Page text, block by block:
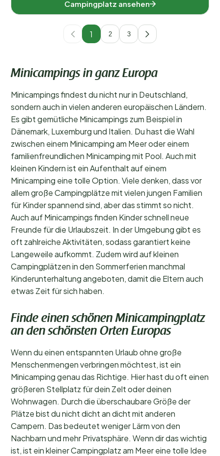
Campingplatz ansehen
1 2 3
Minicampings in ganz Europa
Minicampings findest du nicht nur in Deutschland,
sondern auch in vielen anderen europäischen Ländern.
Es gibt gemütliche Minicampings zum Beispiel in
Dänemark, Luxemburg und Italien. Du hast die Wahl
zwischen einem Minicamping am Meer oder einem
familienfreundlichen Minicamping mit Pool. Auch mit
kleinen Kindern ist ein Aufenthalt auf einem
Minicamping eine tolle Option. Viele denken, dass vor
allem große Campingplätze mit vielen jungen Familien
für Kinder spannend sind, aber das stimmt so nicht.
Auch auf Minicampings finden Kinder schnell neue
Freunde für die Urlaubszeit. In der Umgebung gibt es
oft zahlreiche Aktivitäten, sodass garantiert keine
Langeweile aufkommt. Zudem wird auf kleinen
Campingplätzen in den Sommerferien manchmal
Kinderunterhaltung angeboten, damit die Eltern auch
etwas Zeit für sich haben.
Finde einen schönen Minicampingplatz
an den schönsten Orten Europas
Wenn du einen entspannten Urlaub ohne große
Menschenmengen verbringen möchtest, ist ein
Minicamping genau das Richtige. Hier hast du oft einen
größeren Stellplatz für dein Zelt oder deinen
Wohnwagen. Durch die überschaubare Größe der
Plätze bist du nicht dicht an dicht mit anderen
Campern. Das bedeutet weniger Lärm von den
Nachbarn und mehr Privatsphäre. Wenn dir das wichtig
ist, ist ein kleiner Campingplatz am Meer eine tolle Idee